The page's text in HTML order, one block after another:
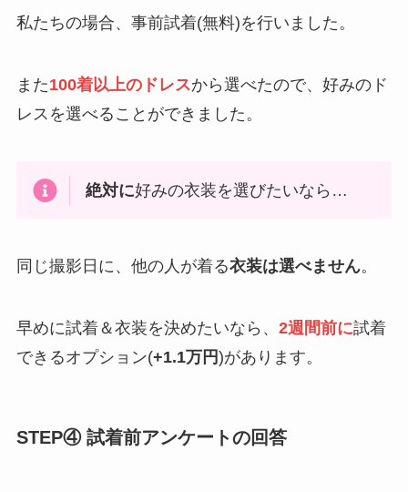
私たちの場合、事前試着(無料)を行いました。
また100着以上のドレスから選べたので、好みのド
レスを選べることができました。
絶対に好みの衣装を選びたいなら…
同じ撮影日に、他の人が着る衣装は選べません。
早めに試着＆衣装を決めたいなら、 2週間前に試着
できるオプション(+1.1万円)があります。
STEP④ 試着前アンケートの回答